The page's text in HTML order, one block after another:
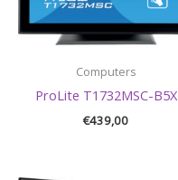
Computers
ProLite T1732MSC-B5X
€439,00